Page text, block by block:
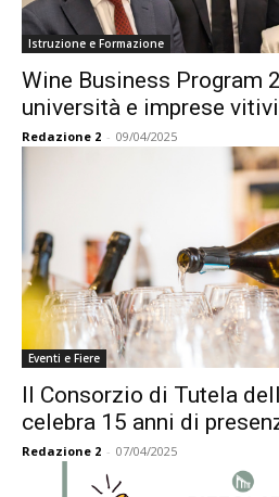
Istruzione e Formazione
Wine Business Program
università e imprese
Redazione 2 - 09/04/2025
Eventi e Fiere
Il Consorzio di Tutela
celebra 15 anni di
Redazione 2 - 07/04/2025